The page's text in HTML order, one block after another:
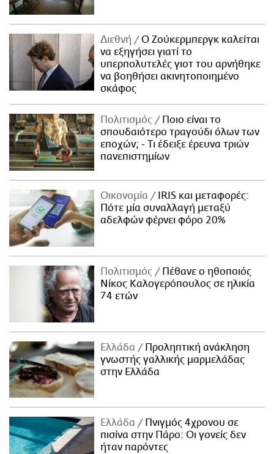
Διεθνή
Ο Ζούκερμπεργκ καλείται
να εξηγήσει γιατί το
υπερπολυτελές γιοτ του αρνήθηκε
να βοηθήσει ακινητοποιημένο
σκάφος
Πολιτισμός
Ποιο είναι το
σπουδαιότερο τραγούδι όλων των
εποχών; - Τι έδειξε έρευνα τριών
πανεπιστημίων
Οικονομία
IRIS και μεταφορές:
Πότε μία συναλλαγή μεταξύ
αδελφών φέρνει φόρο 20%
Πολιτισμός
Πέθανε ο ηθοποιός
Νίκος Καλογερόπουλος σε ηλικία
74 ετών
Ελλάδα
Προληπτική ανάκληση
γνωστής γαλλικής μαρμελάδας
στην Ελλάδα
Ελλάδα
Πνιγμός 4χρονου σε
πισίνα στην Πάρο: Οι γονείς δεν
ήταν παρόντες